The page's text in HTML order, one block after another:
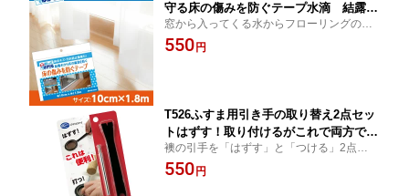
守る床の傷みを防ぐテープ水滴 結露
フローリングの腐食を防ぐテープ 窓か
ら落ちてくるサイズ：10cm×1.8mフロ
窓から入ってくる水からフローリングの腐
食を守ります！
550 円
T526ふすま用引き手の取り替え2点セッ
トはずす！取り付けるがこれで両方でき
る！ 引手襖貼り替えの必需品ネコポス
発送対応可newyear_d19
襖の引手を「はずす」と「つける」2点セッ
ト
550 円